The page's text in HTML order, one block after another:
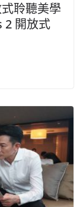
聆聽美學
2 開放式